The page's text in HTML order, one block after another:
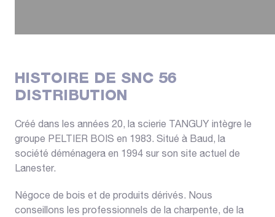
HISTOIRE DE SNC 56
DISTRIBUTION
Créé dans les années 20, la scierie TANGUY intègre le
groupe PELTIER BOIS en 1983. Situé à Baud, la
société déménagera en 1994 sur son site actuel de
Lanester.
Négoce de bois et de produits dérivés. Nous
conseillons les professionnels de la charpente, de la